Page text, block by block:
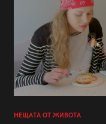
НЕЩАТА ОТ ЖИВОТА